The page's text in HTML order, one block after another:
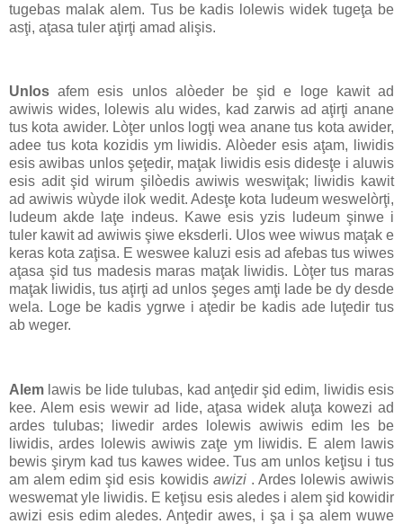
tugebas malak alem. Tus be kadis lolewis widek tugeţa be
asţi, aţasa tuler aţirţi amad alişis.
Unlos afem esis unlos alòeder be şid e loge kawit ad
awiwis wides, lolewis alu wides, kad zarwis ad aţirţi anane
tus kota awider. Lòţer unlos logţi wea anane tus kota awider,
adee tus kota kozidis ym liwidis. Alòeder esis aţam, liwidis
esis awibas unlos şeţedir, maţak liwidis esis didesţe i aluwis
esis adit şid wirum şilòedis awiwis weswiţak; liwidis kawit
ad awiwis wùyde ilok wedit. Adesţe kota ludeum weswelòrţi,
ludeum akde laţe indeus. Kawe esis yzis ludeum şinwe i
tuler kawit ad awiwis şiwe eksderli. Ulos wee wiwus maţak e
keras kota zaţisa. E weswee kaluzi esis ad afebas tus wiwes
aţasa şid tus madesis maras maţak liwidis. Lòţer tus maras
maţak liwidis, tus aţirţi ad unlos şeges amţi lade be dy desde
wela. Loge be kadis ygrwe i aţedir be kadis ade luţedir tus
ab weger.
Alem lawis be lide tulubas, kad anţedir şid edim, liwidis esis
kee. Alem esis wewir ad lide, aţasa widek aluţa kowezi ad
ardes tulubas; liwedir ardes lolewis awiwis edim les be
liwidis, ardes lolewis awiwis zaţe ym liwidis. E alem lawis
bewis şirym kad tus kawes widee. Tus am unlos keţisu i tus
am alem edim şid esis kowidis awizi . Ardes lolewis awiwis
weswemat yle liwidis. E keţisu esis aledes i alem şid kowidir
awizi esis edim aledes. Anţedir awes, i şa i şa alem wuwe